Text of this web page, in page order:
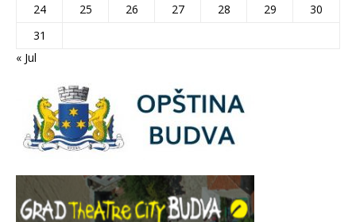
24
25 26 27 28 29
30
31
« Jul